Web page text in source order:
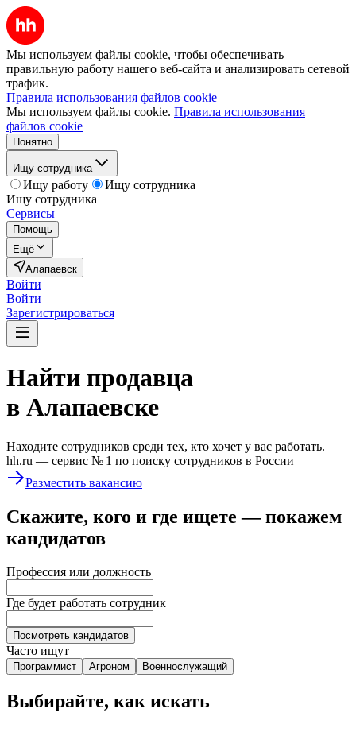
Мы используем файлы cookie, чтобы обеспечивать
правильную работу нашего веб-сайта и анализировать сетевой
трафик.
Правила использования файлов cookie
Мы используем файлы cookie. Правила использования
файлов cookie
Понятно
Ищу сотрудника
Ищу работу
Ищу сотрудника
Ищу сотрудника
Сервисы
Помощь
Ещё
Алапаевск
Войти
Войти
Зарегистрироваться
Найти продавца
в Алапаевске
Находите сотрудников среди тех, кто хочет у вас работать.
hh.ru — сервис № 1 по поиску сотрудников в России
Разместить вакансию
Скажите, кого и где ищете — покажем
кандидатов
Профессия или должность
Где будет работать сотрудник
Посмотреть кандидатов
Часто ищут
Программист Агроном Военнослужащий
Выбирайте, как искать